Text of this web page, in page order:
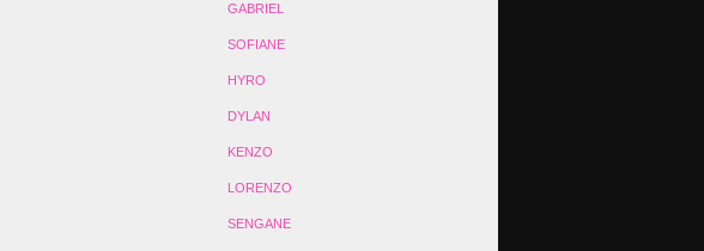
GABRIEL
SOFIANE
HYRO
DYLAN
KENZO
LORENZO
SENGANE